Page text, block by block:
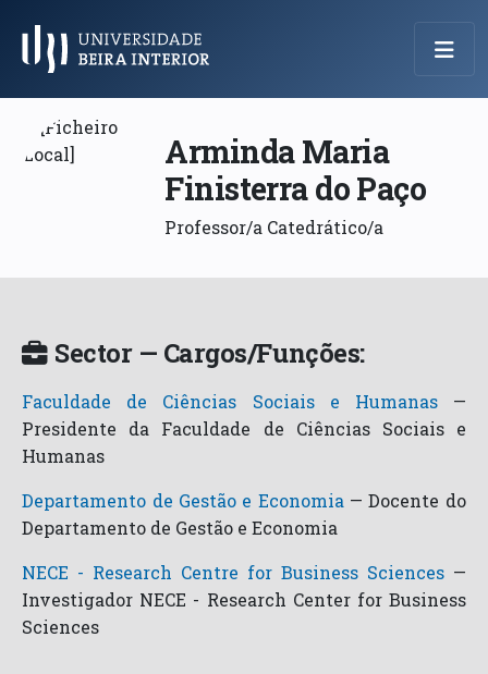
Menu Principal
Arminda Maria
Finisterra do Paço
Professor/a Catedrático/a
Sector — Cargos/Funções:
Faculdade de Ciências Sociais e Humanas
—
Presidente da Faculdade de Ciências Sociais e
Humanas
Departamento de Gestão e Economia —Docente do
Departamento de Gestão e Economia
NECE - Research Centre for Business Sciences —
Investigador NECE - Research Center for Business
Sciences